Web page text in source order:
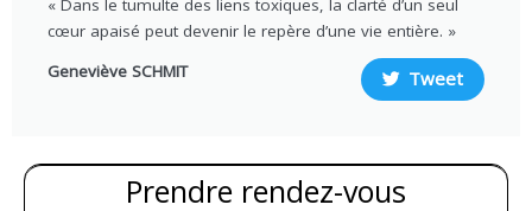
« Dans le tumulte des liens toxiques, la clarté d’un seul
cœur apaisé peut devenir le repère d’une vie entière. »
Geneviève SCHMIT
Tweet
Prendre rendez-vous